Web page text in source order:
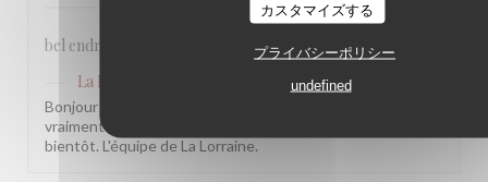
カスタマイズする
プライバシーポリシー
undefined
bel endroit, ce jour très calme. bon service, bons plats
La Lorraine
はこのレビューに返信しました
Bonjour Maryse, Merci pour ce beau retour, ça nous fait
vraiment plaisir ! On espère vous accueillir à nouveau très
bientôt. L'équipe de La Lorraine.